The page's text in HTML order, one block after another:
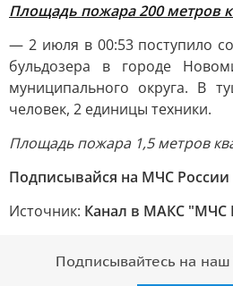
Площадь пожара 200 метров
— 2 июля в 00:53 поступило
бульдозера в городе
муниципального округа. В
человек, 2 единицы техники.
Площадь пожара 1,5 метров
Подписывайся на МЧС России
Источник: Канал в МАКС "МЧС
Подписывайтесь на